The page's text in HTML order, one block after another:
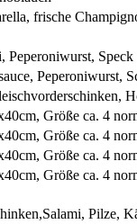
frische
Peperoniwurst,
Peperoniwurst,
Größe ca. 4
Größe ca. 4
Größe ca. 4
Größe ca. 4
Pilze,